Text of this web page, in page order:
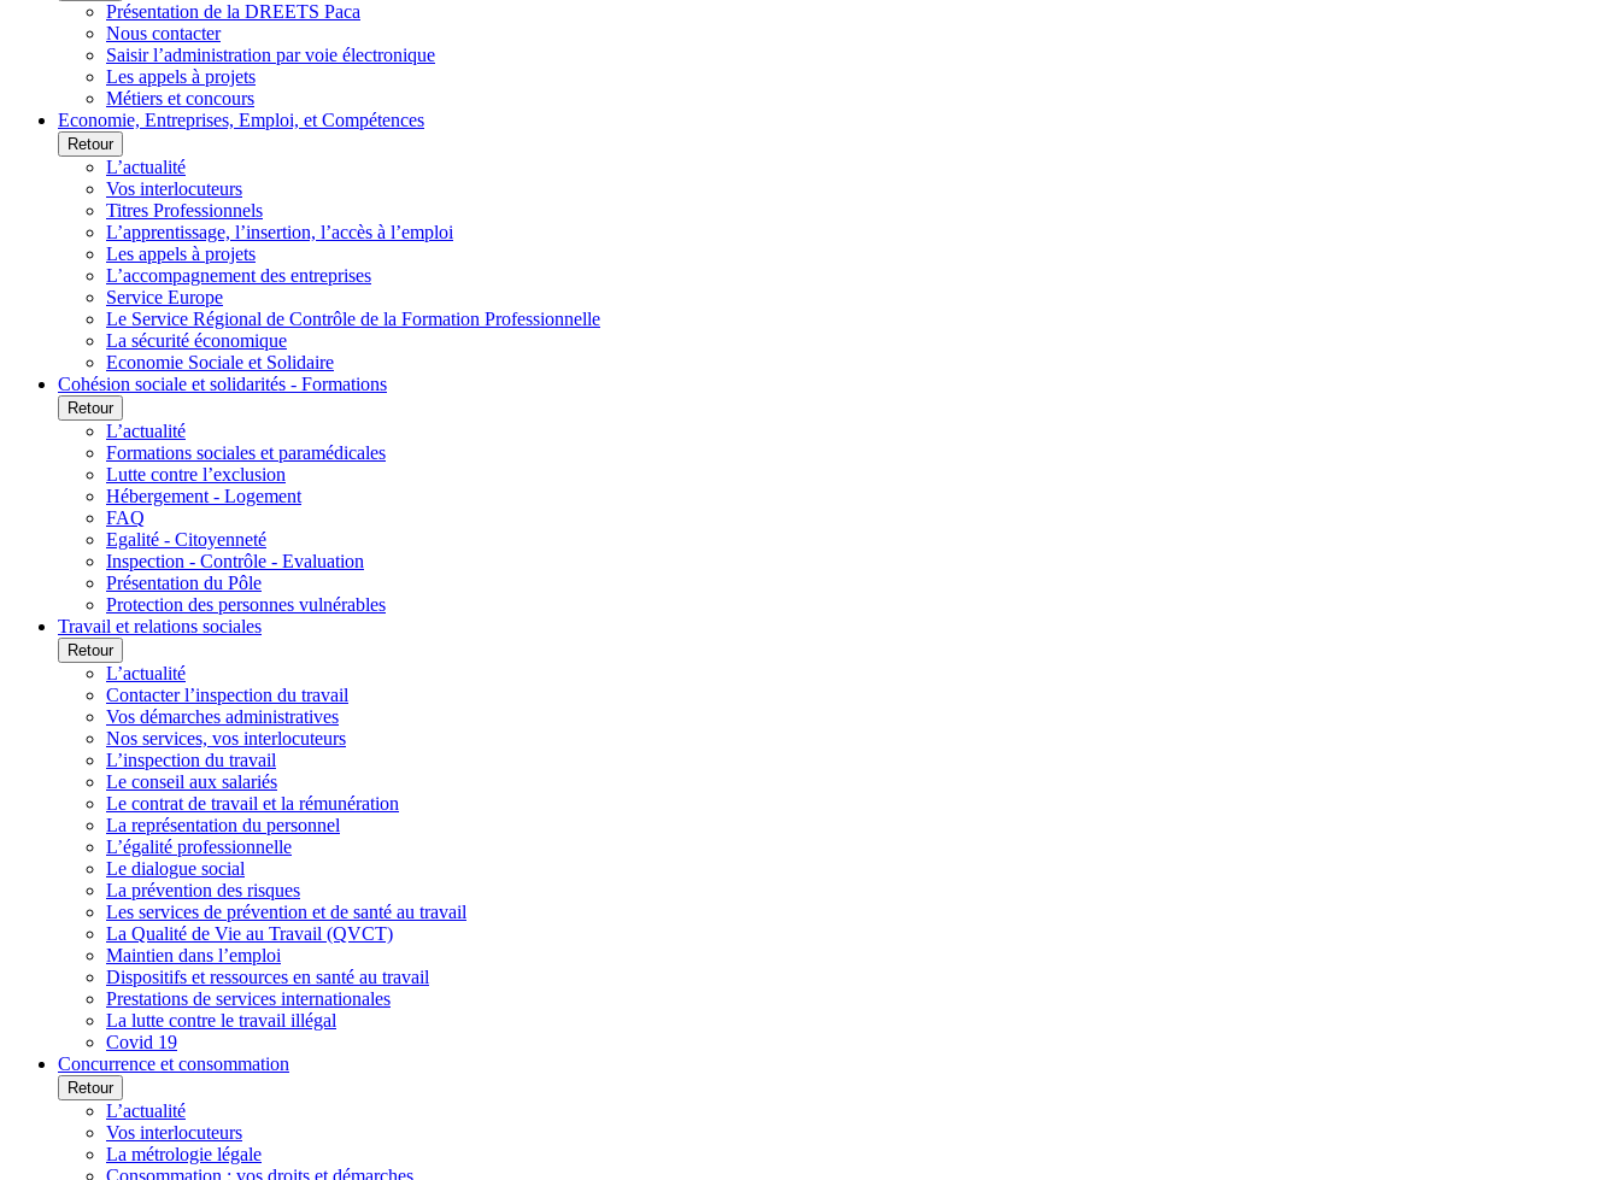
Présentation de la DREETS Paca
Nous contacter
Saisir l’administration par voie électronique
Les appels à projets
Métiers et concours
Economie, Entreprises, Emploi, et Compétences
Retour
L’actualité
Vos interlocuteurs
Titres Professionnels
L’apprentissage, l’insertion, l’accès à l’emploi
Les appels à projets
L’accompagnement des entreprises
Service Europe
Le Service Régional de Contrôle de la Formation Professionnelle
La sécurité économique
Economie Sociale et Solidaire
Cohésion sociale et solidarités - Formations
Retour
L’actualité
Formations sociales et paramédicales
Lutte contre l’exclusion
Hébergement - Logement
FAQ
Egalité - Citoyenneté
Inspection - Contrôle - Evaluation
Présentation du Pôle
Protection des personnes vulnérables
Travail et relations sociales
Retour
L’actualité
Contacter l’inspection du travail
Vos démarches administratives
Nos services, vos interlocuteurs
L’inspection du travail
Le conseil aux salariés
Le contrat de travail et la rémunération
La représentation du personnel
L’égalité professionnelle
Le dialogue social
La prévention des risques
Les services de prévention et de santé au travail
La Qualité de Vie au Travail (QVCT)
Maintien dans l’emploi
Dispositifs et ressources en santé au travail
Prestations de services internationales
La lutte contre le travail illégal
Covid 19
Concurrence et consommation
Retour
L’actualité
Vos interlocuteurs
La métrologie légale
Consommation : vos droits et démarches